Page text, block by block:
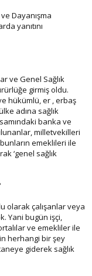
Dayanışma
yanıtını
ve Genel Sağlık
girmiş oldu.
hükümlü, er , erbaş
adına sağlık
banka ve
milletvekilleri
emeklileri ile
‘genel sağlık
olarak çalışanlar veya
Yani bugün işçi,
ve emekliler ile
herhangi bir şey
giderek sağlık